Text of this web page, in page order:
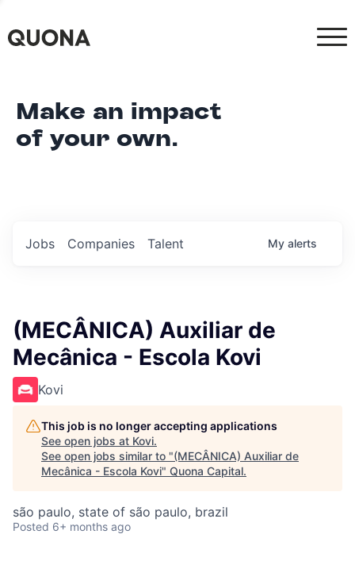
Make an impact
of your own.
Jobs Companies Talent My alerts
(MECÂNICA) Auxiliar de
Mecânica - Escola Kovi
Kovi
This job is no longer accepting applications
See open jobs at Kovi.
See open jobs similar to "(MECÂNICA) Auxiliar de
Mecânica - Escola Kovi" Quona Capital.
são paulo, state of são paulo, brazil
Posted 6+ months ago